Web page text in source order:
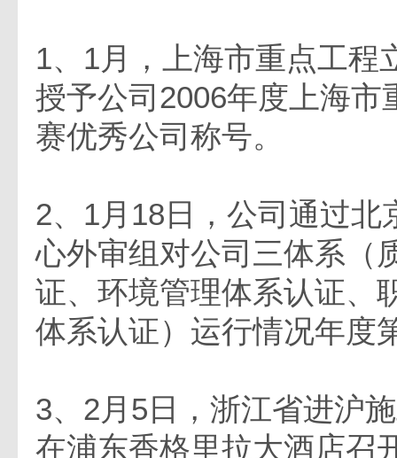
1、1月，上海市重点工程
授予公司2006年度上海市
赛优秀公司称号。
2、1月18日，公司通过北
心外审组对公司三体系（
证、环境管理体系认证、
体系认证）运行情况年度
3、2月5日，浙江省进沪
在浦东香格里拉大酒店召